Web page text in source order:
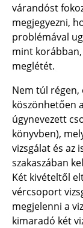
várandóst
megjegyezni,
problémával
mint
meglétét.
Nem túl régen,
köszönhetően
úgynevezett
könyvben),
vizsgálat és az
szakaszában
Két kivételtől
vércsoport
megjelenni a
kimaradó két